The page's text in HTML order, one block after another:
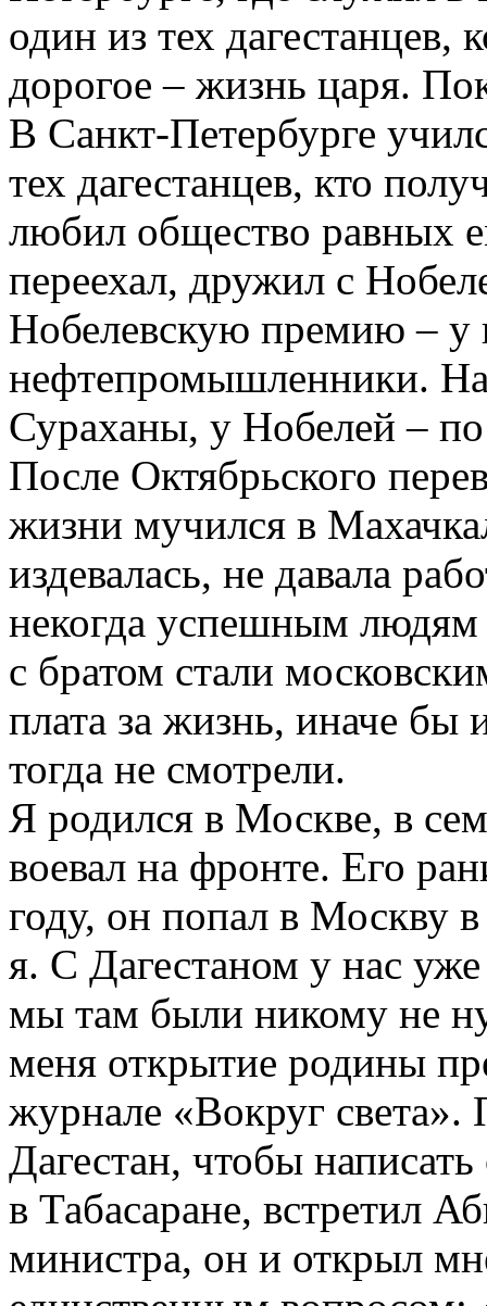
один из тех дагестанцев,
дорогое – жизнь царя.
В Санкт-Петербурге
тех дагестанцев, кто
любил общество равных
переехал, дружил с
Нобелевскую премию – у
нефтепромышленники.
Сураханы, у Нобелей –
После Октябрьского
жизни мучился в
издевалась, не давала
некогда успешным людям
с братом стали
плата за жизнь, иначе бы
тогда не смотрели.
Я родился в Москве, в
воевал на фронте. Его
году, он попал в Москву
я. С Дагестаном у нас
мы там были никому не
меня открытие родины
журнале «Вокруг
Дагестан, чтобы
в Табасаране, встретил
министра, он и открыл